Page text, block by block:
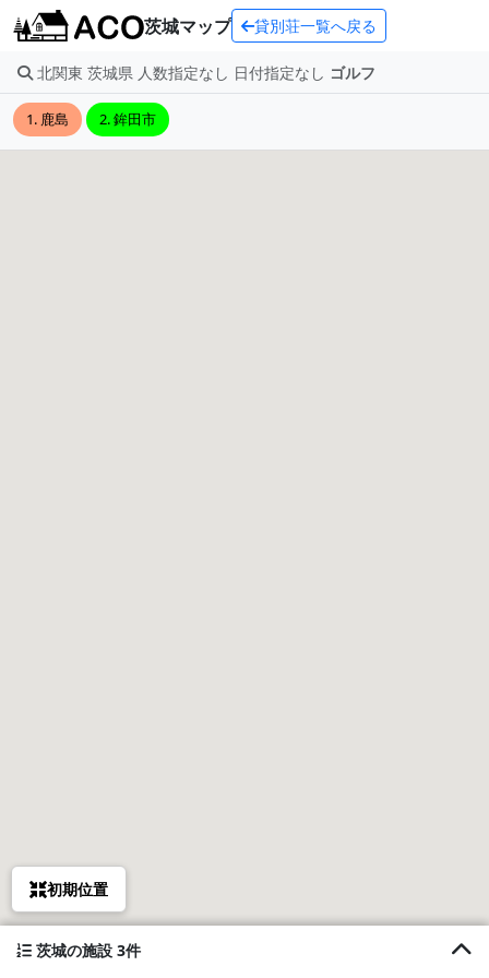
茨城マップ 貸別荘一覧へ戻る
北関東 茨城県 人数指定なし 日付指定なし ゴルフ
1. 鹿島 2. 鉾田市
初期位置
茨城の施設 3件1. Seaside Kashima